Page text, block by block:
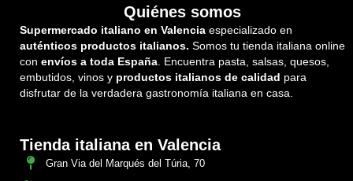
Quiénes somos
Supermercado italiano en Valencia especializado en
auténticos productos italianos. Somos tu tienda italiana online
con envíos a toda España. Encuentra pasta, salsas, quesos,
embutidos, vinos y productos italianos de calidad para
disfrutar de la verdadera gastronomía italiana en casa.
Tienda italiana en Valencia
Gran Via del Marqués del Túria, 70